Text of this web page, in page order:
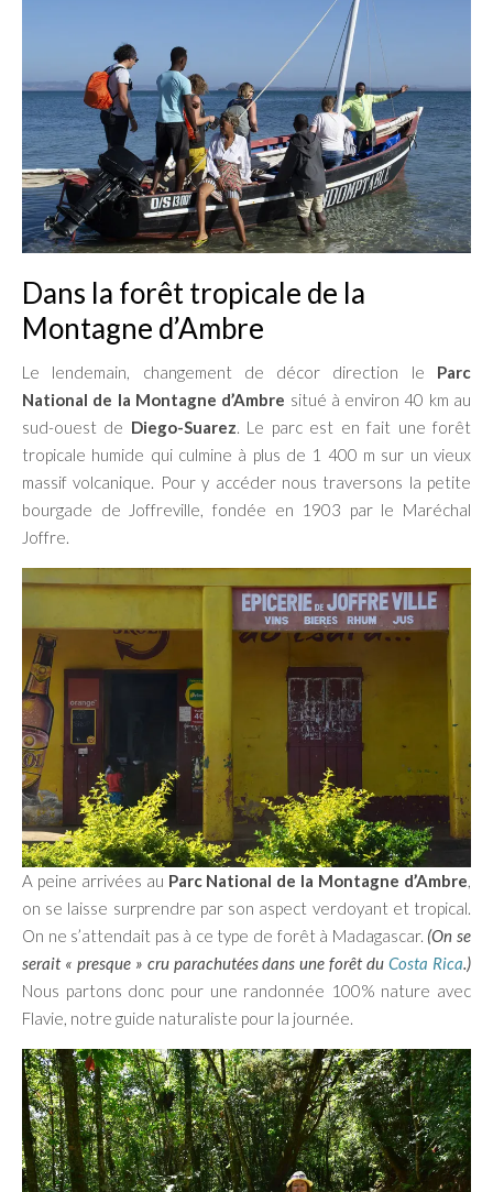
Dans la forêt tropicale de la
Montagne d’Ambre
Le lendemain, changement de décor direction le Parc
National de la Montagne d’Ambre situé à environ 40 km au
sud-ouest de Diego-Suarez. Le parc est en fait une forêt
tropicale humide qui culmine à plus de 1 400 m sur un vieux
massif volcanique. Pour y accéder nous traversons la petite
bourgade de Joffreville, fondée en 1903 par le Maréchal
Joffre.
A peine arrivées au Parc National de la Montagne d’Ambre,
on se laisse surprendre par son aspect verdoyant et tropical.
On ne s’attendait pas à ce type de forêt à Madagascar. (On se
serait « presque » cru parachutées dans une forêt duCosta Rica.)
Nous partons donc pour une randonnée 100% nature avec
Flavie, notre guide naturaliste pour la journée.